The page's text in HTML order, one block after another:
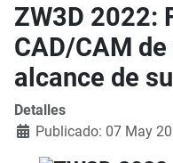
ZW3D 2022:
CAD/CAM
alcance de
Detalles
Publicado: 07 May